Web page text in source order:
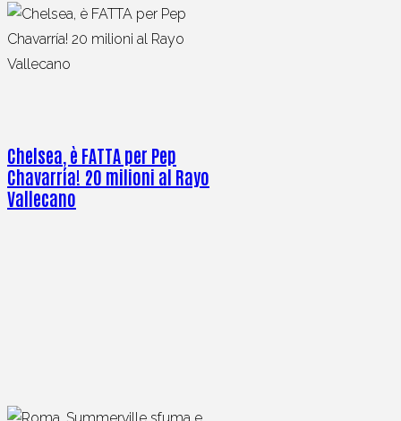
Chelsea, è FATTA per Pep
Chavarría! 20 milioni al Rayo
Vallecano